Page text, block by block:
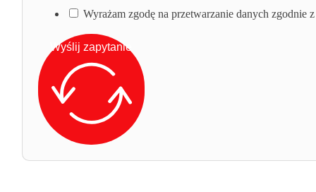
Wyrażam zgodę na przetwarzanie danych zgodnie
Wyślij zapytanie